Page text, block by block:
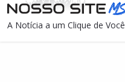
A Notícia a um Clique de Você